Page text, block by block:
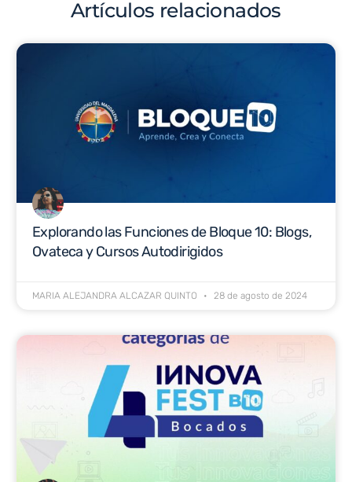
Artículos relacionados
Explorando las Funciones de Bloque 10: Blogs,
Ovateca y Cursos Autodirigidos
MARIA ALEJANDRA ALCAZAR QUINTO 28 de agosto de 2024